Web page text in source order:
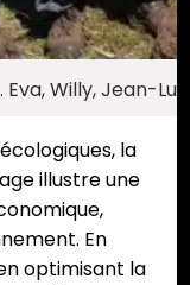
Willy, Jean-
la
illustre une
En
optimisant la